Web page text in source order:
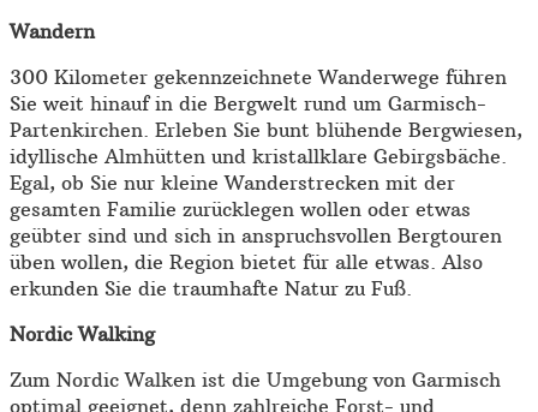
Wandern
300 Kilometer gekennzeichnete Wanderwege führen
Sie weit hinauf in die Bergwelt rund um Garmisch-
Partenkirchen. Erleben Sie bunt blühende Bergwiesen,
idyllische Almhütten und kristallklare Gebirgsbäche.
Egal, ob Sie nur kleine Wanderstrecken mit der
gesamten Familie zurücklegen wollen oder etwas
geübter sind und sich in anspruchsvollen Bergtouren
üben wollen, die Region bietet für alle etwas. Also
erkunden Sie die traumhafte Natur zu Fuß.
Nordic Walking
Zum Nordic Walken ist die Umgebung von Garmisch
optimal geeignet, denn zahlreiche Forst- und